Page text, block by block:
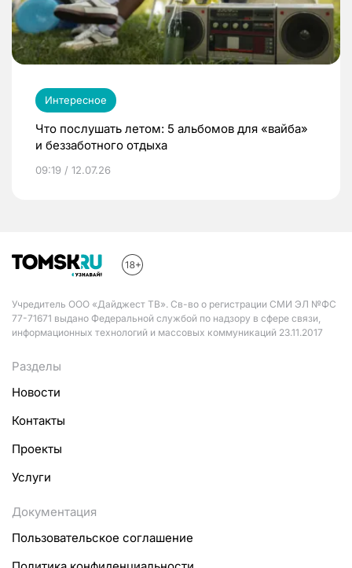
Интересное
Что послушать летом: 5 альбомов для «вайба»
и беззаботного отдыха
09:19 / 12.07.26
Учредитель ООО «Дайджест ТВ». Св-во о регистрации СМИ ЭЛ №ФС
77-71671 выдано Федеральной службой по надзору в сфере связи,
информационных технологий и массовых коммуникаций 23.11.2017
Разделы
Новости
Контакты
Проекты
Услуги
Документация
Пользовательское соглашение